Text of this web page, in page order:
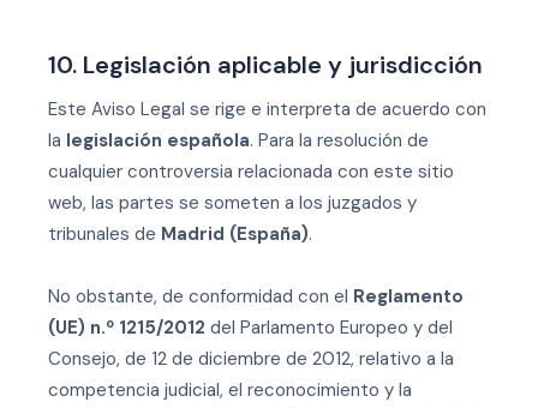
10. Legislación aplicable y jurisdicción
Este Aviso Legal se rige e interpreta de acuerdo con
la legislación española. Para la resolución de
cualquier controversia relacionada con este sitio
web, las partes se someten a los juzgados y
tribunales de Madrid (España).
No obstante, de conformidad con el Reglamento
(UE) n.º 1215/2012 del Parlamento Europeo y del
Consejo, de 12 de diciembre de 2012, relativo a la
competencia judicial, el reconocimiento y la